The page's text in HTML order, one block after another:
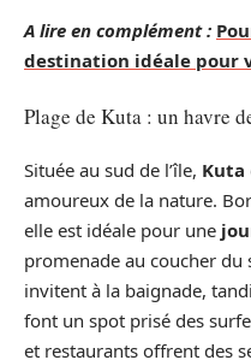
A lire en complément :
destination idéale pour
Plage de Kuta : un havre
Située au sud de l’île, Kuta
amoureux de la nature.
elle est idéale pour une
promenade au coucher du
invitent à la baignade,
font un spot prisé des
et restaurants offrent des